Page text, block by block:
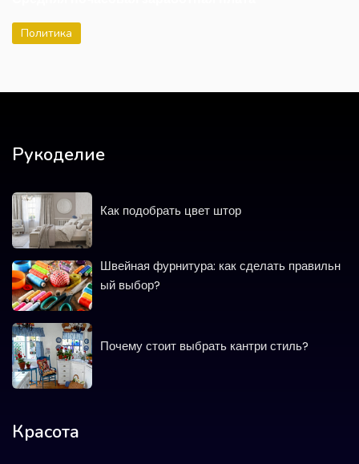
Политика
Рукоделие
Как подобрать цвет штор
Швейная фурнитура: как сделать правильн
ый выбор?
Почему стоит выбрать кантри стиль?
Красота